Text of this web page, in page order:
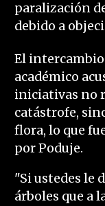
paralización
debido a
El intercambio
académico
iniciativas no
catástrofe,
flora, lo que
por Poduje.
"Si ustedes le
árboles que a